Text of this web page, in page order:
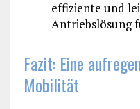
effiziente und
Antriebslösung
Fazit: Eine
Mobilität